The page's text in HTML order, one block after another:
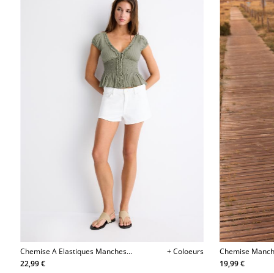
Chemise A Elastiques Manches
Courtes
+ Coloeurs
22,99 €
Chemise
Sous La Poitrine
19,99 €